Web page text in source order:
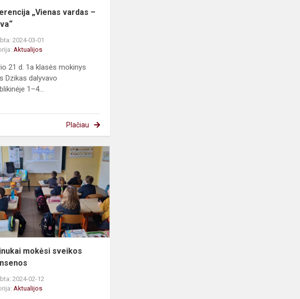
„Vienas vardas –
2024-03-01
Aktualijos
21 d. 1a klasės mokinys
Dzikas dalyvavo
1–4...
Plačiau
Pradinukai
mokėsi
gyvensenos
mokėsi sveikos
2024-02-12
Aktualijos